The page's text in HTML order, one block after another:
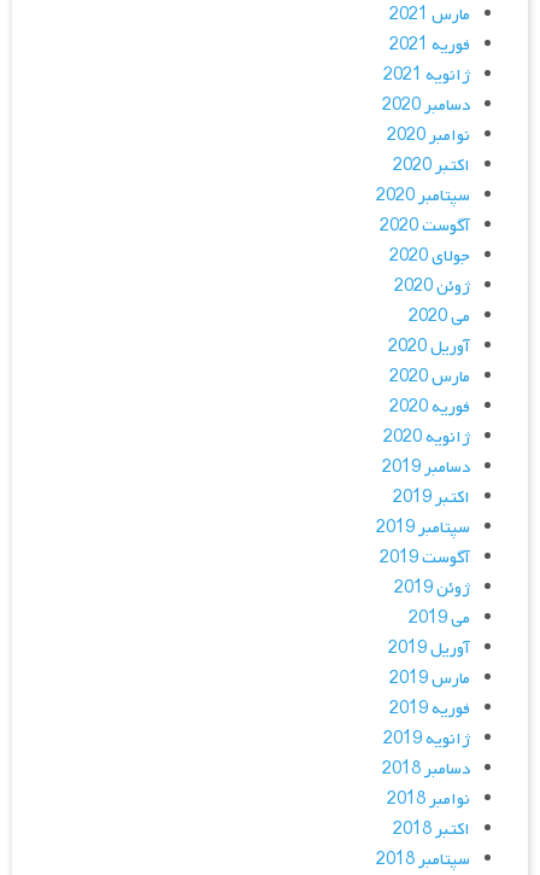
مارس 2021
فوریه 2021
ژانویه 2021
دسامبر 2020
نوامبر 2020
اکتبر 2020
سپتامبر 2020
آگوست 2020
جولای 2020
ژوئن 2020
می 2020
آوریل 2020
مارس 2020
فوریه 2020
ژانویه 2020
دسامبر 2019
اکتبر 2019
سپتامبر 2019
آگوست 2019
ژوئن 2019
می 2019
آوریل 2019
مارس 2019
فوریه 2019
ژانویه 2019
دسامبر 2018
نوامبر 2018
اکتبر 2018
سپتامبر 2018